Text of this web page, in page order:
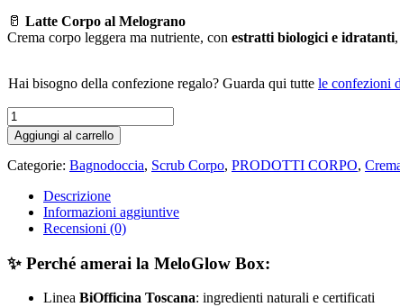
🥛 Latte Corpo al Melograno
Crema corpo leggera ma nutriente, con estratti biologici e idratanti
Hai bisogno della confezione regalo? Guarda qui tutte le confezioni
MELOGLOW
BOX
-
IDEA
quantità
Aggiungi al carrello
Categorie: Bagnodoccia, Scrub Corpo, PRODOTTI CORPO,
Descrizione
Informazioni aggiuntive
Recensioni (0)
✨ Perché amerai la MeloGlow Box:
Linea BiOfficina Toscana: ingredienti naturali e certificati